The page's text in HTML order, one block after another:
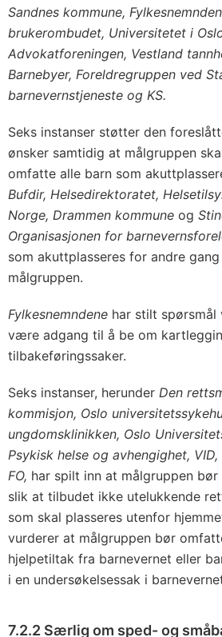
Sandnes kommune,
brukerombudet, Universitetet i
Advokatforeningen, Vestland
Barnebyer, Foreldregruppen ved
barnevernstjeneste og KS.
Seks instanser støtter den
ønsker samtidig at målgruppen
omfatte alle barn som
Bufdir, Helsedirektoratet,
Norge, Drammen kommune og
Organisasjonen for
som akuttplasseres for andre
målgruppen.
Fylkesnemndene har stilt
være adgang til å be om
tilbakeføringssaker.
Seks instanser, herunder Den
kommisjon, Oslo
ungdomsklinikken, Oslo
Psykisk helse og avhengighet,
FO, har spilt inn at målgruppen
slik at tilbudet ikke utelukkende
som skal plasseres utenfor
vurderer at målgruppen bør
hjelpetiltak fra barnevernet eller
i en undersøkelsessak i
7.2.2 Særlig om sped- og